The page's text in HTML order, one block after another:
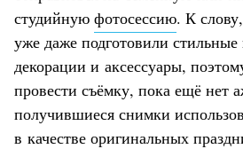
студийную фотосессию. К
уже даже подготовили стильные
декорации и аксессуары,
провести съёмку, пока ещё нет
получившиеся снимки
в качестве оригинальных